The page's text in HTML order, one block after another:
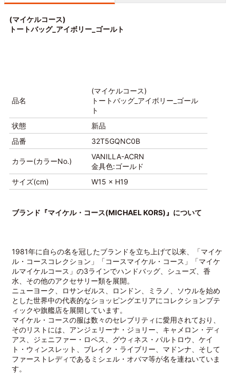
(マイケルコース)
トートバッグ_アイボリー_ゴールト
品名
(マイケルコース)
トートバッグ_アイボリー_ゴール
ト
状態
新品
品番
32T5GQNC0B
カラー(カラーNo.)
VANILLA-ACRN
金具色:ゴールド
サイズ(cm)
W15 × H19
ブランド『マイケル・コース(MICHAEL KORS)』について
1981年に自らの名を冠したブランドを立ち上げて以来、「マイケ
ル・コースコレクション」「コースマイケル・コース」「マイケ
ルマイケルコース」の3ラインでハンドバッグ、シューズ、香
水、その他のアクセサリー類を展開。
ニューヨーク、ロサンゼルス、ロンドン、ミラノ、ソウルを始め
とした世界中の代表的なショッピングエリアにコレクションブテ
ィックや旗艦店を展開しています。
マイケル・コースの服は数々のセレブリティに愛用されており、
そのリストには、アンジェリーナ・ジョリー、キャメロン・ディ
アス、ジェニファー・ロペス、グウィネス・パルトロウ、ケイ
ト・ウィンスレット、ブレイク・ライブリー、マドンナ、そして
ファーストレディであるミシェル・オバマ等が名を連ねいていま
す。